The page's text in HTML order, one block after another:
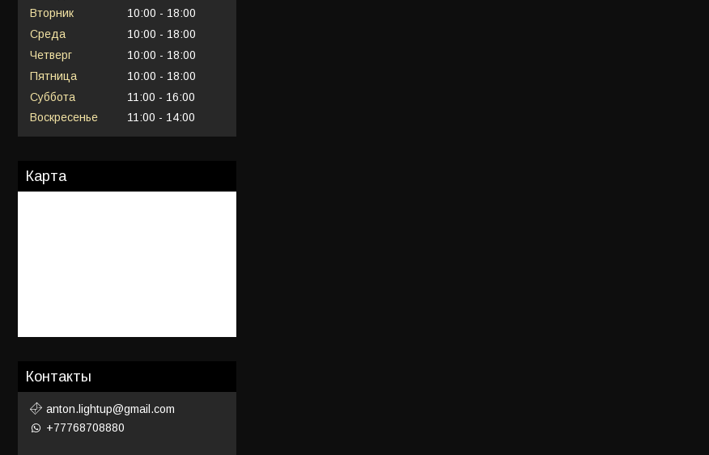
Вторник
10:00
18:00
Среда
10:00
18:00
Четверг
10:00
18:00
Пятница
10:00
18:00
Суббота
11:00
16:00
Воскресенье
11:00 14:00
Карта
Контакты
anton.lightup@gmail.com
+77768708880